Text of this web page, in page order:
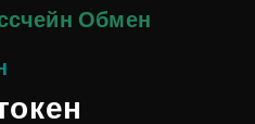
Обмен